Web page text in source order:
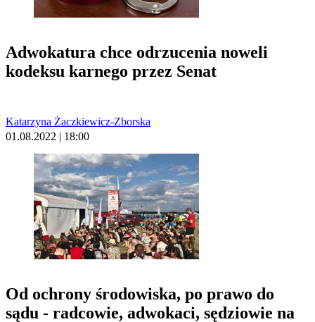
Adwokatura chce odrzucenia noweli
kodeksu karnego przez Senat
Katarzyna Żaczkiewicz-Zborska
01.08.2022 | 18:00
Od ochrony środowiska, po prawo do
sądu - radcowie, adwokaci, sędziowie na